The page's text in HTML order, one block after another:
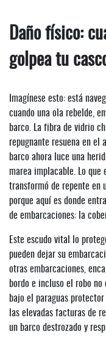
Daño físico:
golpea tu
Imagínese esto: está
cuando una ola rebelde,
barco. La fibra de vidrio
repugnante resuena en el
barco ahora luce una
marea implacable. Lo que
transformó de repente en
porque aquí es donde
de embarcaciones: la
Este escudo vital lo
pueden dejar su
otras embarcaciones,
bordo e incluso el robo no
bajo el paraguas
las elevadas facturas de
un barco destrozado y